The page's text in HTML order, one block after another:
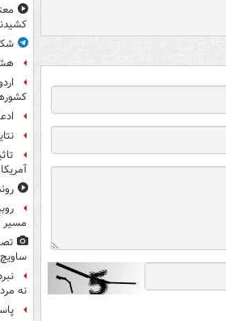
آمریکا
مسیر
نه